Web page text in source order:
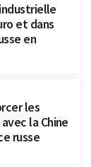
et dans
en
les
la Chine
russe